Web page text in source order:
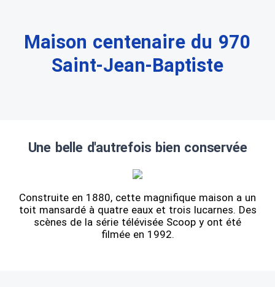
Maison centenaire du 970
Saint-Jean-Baptiste
Une belle d'autrefois bien conservée
Construite en 1880, cette magnifique maison a un
toit mansardé à quatre eaux et trois lucarnes. Des
scènes de la série télévisée Scoop y ont été
filmée en 1992.